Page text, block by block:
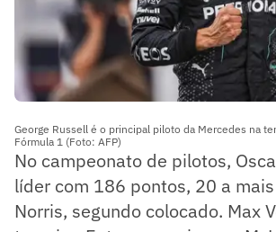
George Russell é o principal piloto da Mercedes na
Fórmula 1 (Foto: AFP)
No campeonato de pilotos,
líder com 186 pontos, 20 a
Norris, segundo colocado. Max